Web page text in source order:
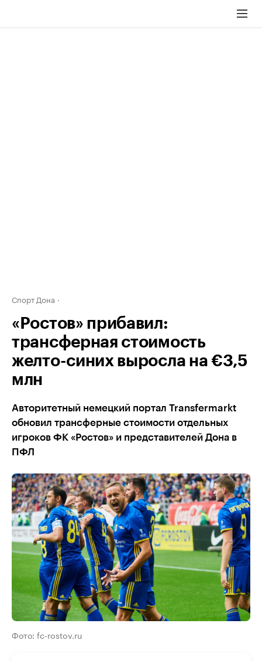
Спорт Дона
«Ростов» прибавил:
трансферная стоимость
желто-синих выросла на €3,5
млн
Авторитетный немецкий портал Transfermarkt
обновил трансферные стоимости отдельных
игроков ФК «Ростов» и представителей Дона в
ПФЛ
Фото: fc-rostov.ru